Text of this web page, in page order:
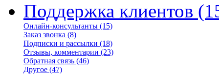
Поддержка клиентов
Онлайн-консультанты (15)
Заказ звонка (8)
Подписки и рассылки (18)
Отзывы, комментарии (23)
Обратная связь (46)
Другое (47)